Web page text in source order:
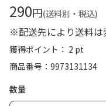
290円(送料別・税込)
※配送先により送料は
獲得ポイント： 2 pt
商品番号
9973131134
数量